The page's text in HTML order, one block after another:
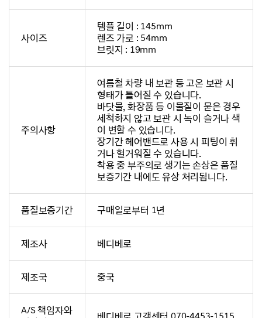
사이즈
템플 길이 : 145mm
렌즈 가로 : 54mm
브릿지 : 19mm
주의사항
여름철 차량 내 보관 등 고온 보관 시
형태가 틀어질 수 있습니다.
바닷물, 화장품 등 이물질이 묻은 경우
세척하지 않고 보관 시 녹이 슬거나 색
이 변할 수 있습니다.
장기간 헤어밴드로 사용 시 피팅이 휘
거나 헐거워질 수 있습니다.
착용 중 부주의로 생기는 손상은 품질
보증기간 내에도 유상 처리됩니다.
품질보증기간 구매일로부터 1년
제조사 베디베로
제조국 중국
A/S 책임자와